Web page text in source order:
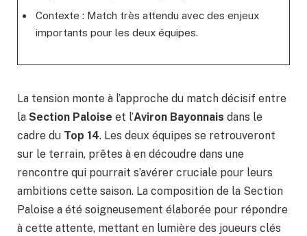
Contexte : Match très attendu avec des enjeux
importants pour les deux équipes.
La tension monte à l’approche du match décisif entre
la Section Paloise et l’Aviron Bayonnais dans le
cadre du Top 14. Les deux équipes se retrouveront
sur le terrain, prêtes à en découdre dans une
rencontre qui pourrait s’avérer cruciale pour leurs
ambitions cette saison. La composition de la Section
Paloise a été soigneusement élaborée pour répondre
à cette attente, mettant en lumière des joueurs clés